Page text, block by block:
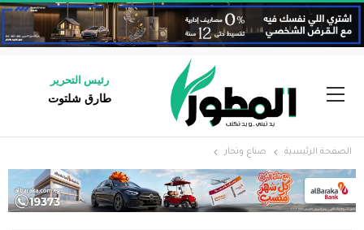
رئيس التحرير
طارق شلتوت
الصفحة الرئيسية صناع وتجار